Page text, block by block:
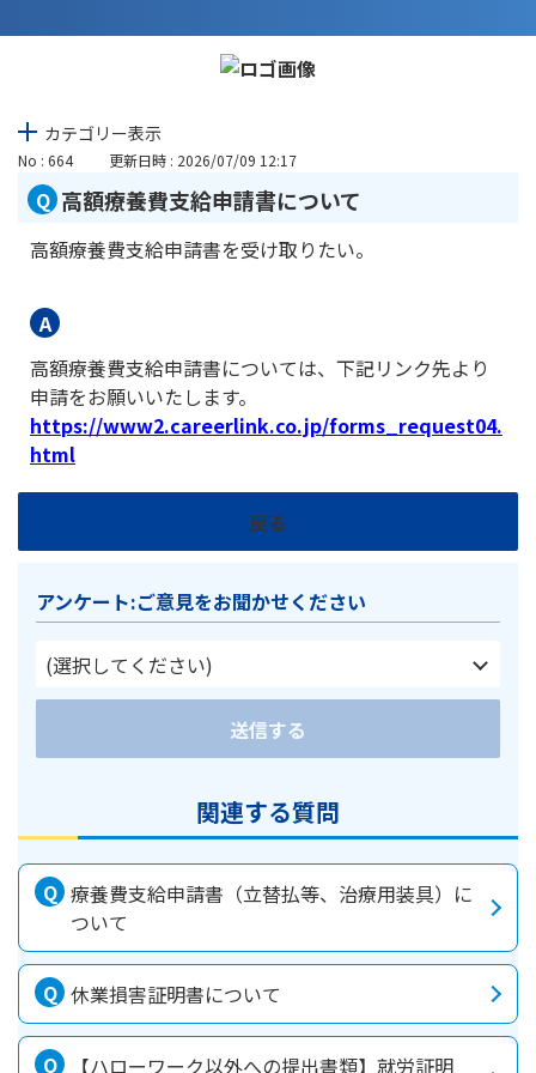
カテゴリー表示
No : 664 更新日時 : 2026/07/09 12:17
高額療養費支給申請書について
高額療養費支給申請書を受け取りたい。
高額療養費支給申請書については、下記リンク先より
申請をお願いいたします。
https://www2.careerlink.co.jp/forms_request04.
html
戻る
アンケート:ご意見をお聞かせください
(選択してください)
送信する
関連する質問
療養費支給申請書（立替払等、治療用装具）に
ついて
休業損害証明書について
【ハローワーク以外への提出書類】就労証明